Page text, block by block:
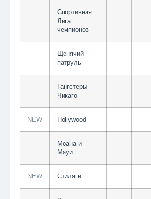
Спортивная
Лига
чемпионов
Щенячий
патруль
Гангстеры
Чикаго
NEW Hollywood
Моана и
Мауи
NEW Стиляги